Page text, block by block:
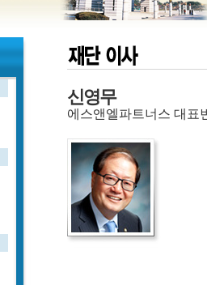
신영무
에스앤엘파트너스 대표